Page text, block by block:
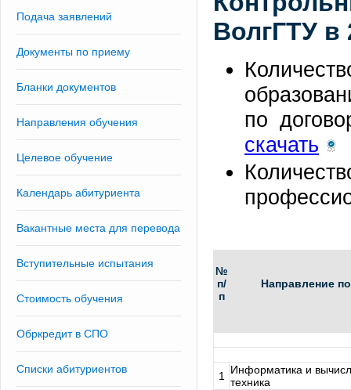
Подача заявлений
Документы по приему
Бланки документов
Направления обучения
Целевое обучение
Календарь абитуриента
Вакантные места для перевода
Вступительные испытания
Стоимость обучения
Обркредит в СПО
Списки абитуриентов
ВолгГТУ в
по
скачать
№
п/
п
Направление
1
Информатика и
техника